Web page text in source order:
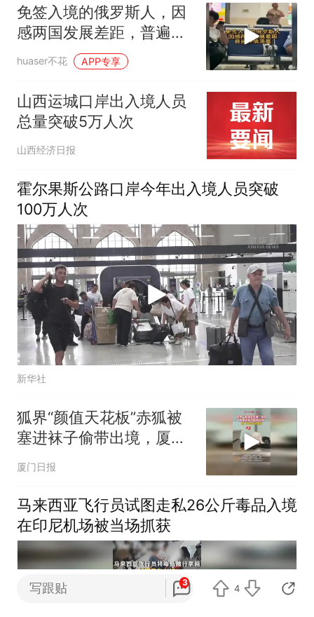
免签入境的俄罗斯人，因
感两国发展差距，普遍神
情落寞
huaser不花 APP专享
山西运城口岸出入境人员
总量突破5万人次
山西经济日报
霍尔果斯公路口岸今年出入境人员突破
100万人次
新华社
狐界“颜值天花板”赤狐被
塞进袜子偷带出境，厦门
海关当场查获
厦门日报
马来西亚飞行员试图走私26公斤毒品入境
在印尼机场被当场抓获
写跟贴 3
4